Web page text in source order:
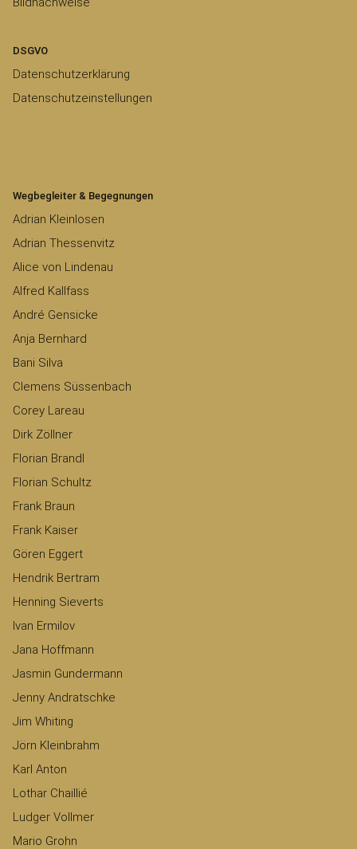
DSGVO
Datenschutzerklärung
Datenschutzeinstellungen
Wegbegleiter & Begegnungen
Adrian Kleinlosen
Adrian Thessenvitz
Alice von Lindenau
Alfred Kallfass
André Gensicke
Anja Bernhard
Bani Silva
Clemens Süssenbach
Corey Lareau
Dirk Zöllner
Florian Brandl
Florian Schultz
Frank Braun
Frank Kaiser
Gören Eggert
Hendrik Bertram
Henning Sieverts
Ivan Ermilov
Jana Hoffmann
Jasmin Gundermann
Jenny Andratschke
Jim Whiting
Jörn Kleinbrahm
Karl Anton
Lothar Chaillié
Ludger Vollmer
Mario Grohn